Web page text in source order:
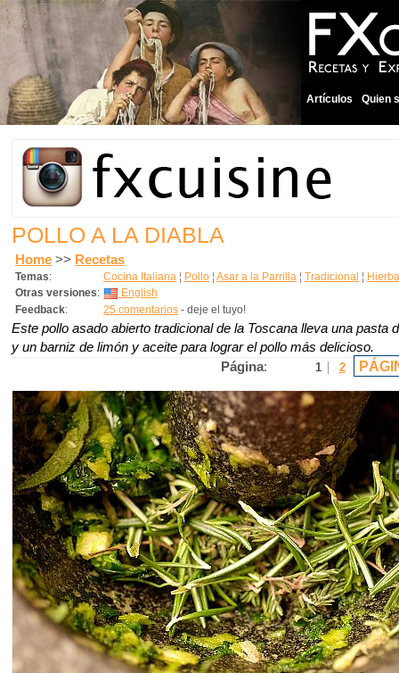
Artículos Quien
POLLO A LA DIABLA
Home >> Recetas
Temas: Cocina Italiana ¦ Pollo ¦ Asar a la Parrilla ¦ Tradicional ¦
Otras versiones:
English
Feedback: 25 comentarios - deje el tuyo!
Este pollo asado abierto tradicional de la Toscana lleva una pasta
y un barniz de limón y aceite para lograr el pollo más delicioso.
Página: 1 2